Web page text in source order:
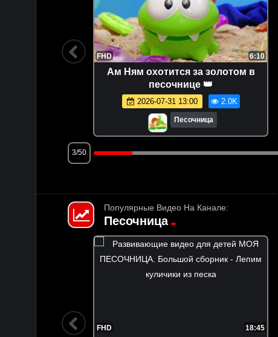
FHD 6:10
Ам Ням охотится за золотом в
песочнице 👑
2026-07-31 13:00 2.0K
Песочница
3/50
Популярные Видео На Канале:
Песочница
FHD 18:45